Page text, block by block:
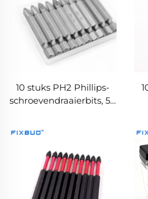
10 stuks PH2 Phillips-
schroevendraaierbits, 50
slagbestendige set